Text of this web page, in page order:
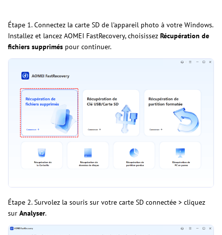
Étape 1. Connectez la carte SD de l'appareil photo à votre Windows.
Installez et lancez AOMEI FastRecovery, choisissez Récupération de
fichiers supprimés pour continuer.
Étape 2. Survolez la souris sur votre carte SD connectée > cliquez
sur Analyser.